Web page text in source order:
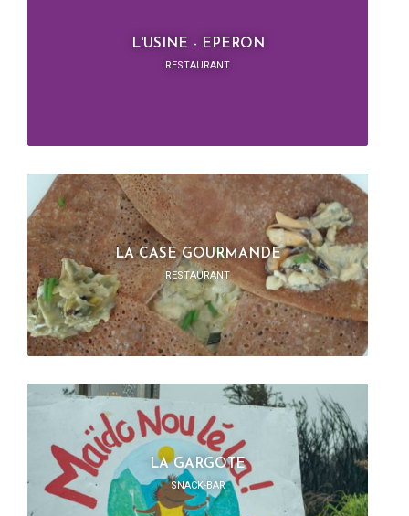
L'USINE - EPERON
RESTAURANT
LA CASE GOURMANDE
RESTAURANT
LA GARGOTE
SNACK-BAR